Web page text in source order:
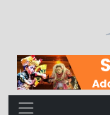
Main Navigation